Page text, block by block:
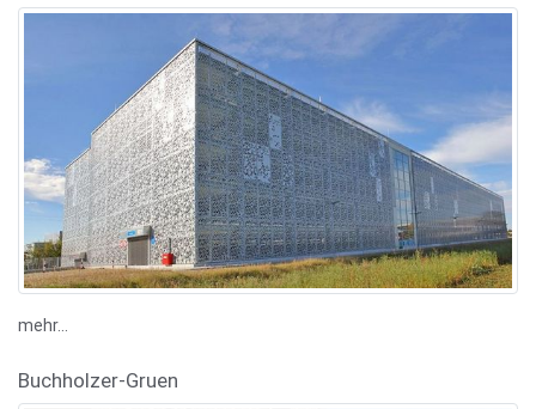
mehr...
Buchholzer-Gruen